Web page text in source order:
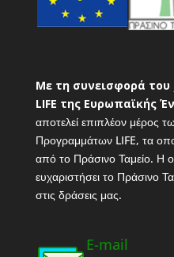
Με τη συνεισφορά του
LIFE της Ευρωπαϊκής
αποτελεί επιπλέον μέρος
Προγραμμάτων LIFE, τα
από το Πράσινο Ταμείο. Η
ευχαριστήσει το Πράσινο
στις δράσεις μας.
E-mail